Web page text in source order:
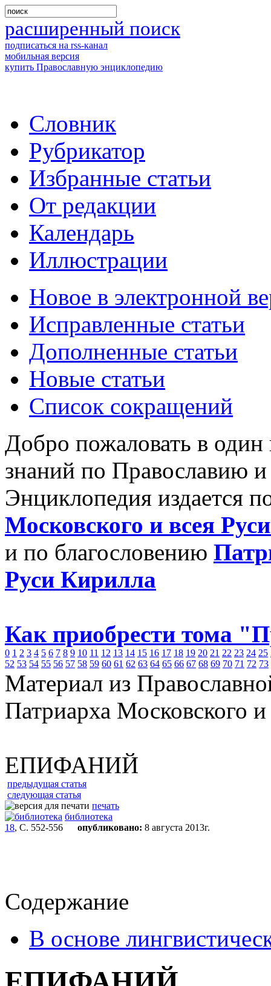
расширенный поиск
подписаться на rss-канал
мобильная версия
купить Православную энциклопедию
Словник
Рубрикатор
Избранные статьи
От редакции
Календарь
Иллюстрации
Новое в электронной
Исправленные статьи
Дополненные статьи
Новые статьи
Список сокращений
Добро пожаловать в
знаний по Православию
Энциклопедия издается
Московского и всея
и по благословению
Руси Кирилла
Как приобрести тома
0 1 2 3 4 5 6 7 8 9 10 11 12 13 14 15 16 17 18 19 20 21 22 23 24 25
52 53 54 55 56 57 58 59 60 61 62 63 64 65 66 67 68 69 70 71 72 73
Материал из
Патриарха Московского
ЕПИФАНИЙ
предыдущая статья
следующая статья
печать
библиотека
18, С. 552-556 опубликовано: 8 августа 2013г.
Содержание
В основе